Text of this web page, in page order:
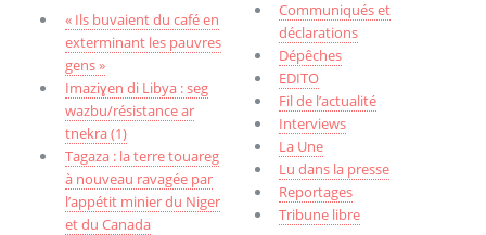
« Ils buvaient du café en
exterminant les pauvres
gens »
Imaziɣen di Libya : seg
wazbu/résistance ar
tnekra (1)
Tagaza : la terre touareg
à nouveau ravagée par
l’appétit minier du Niger
et du Canada
Communiqués et
déclarations
Dépêches
EDITO
Fil de l’actualité
Interviews
La Une
Lu dans la presse
Reportages
Tribune libre